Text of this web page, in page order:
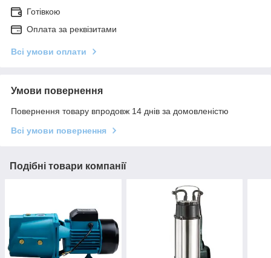
Готівкою
Оплата за реквізитами
Всі умови оплати
Умови повернення
Повернення товару впродовж 14 днів за домовленістю
Всі умови повернення
Подібні товари компанії